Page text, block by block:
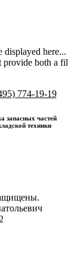
here...
both a
774-19-19
запасных частей
техники